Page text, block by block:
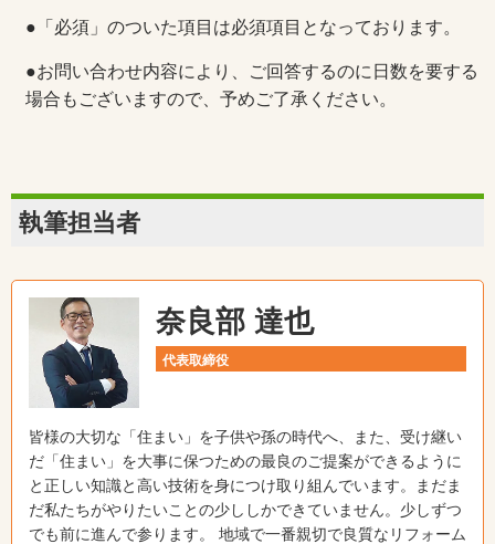
●「必須」のついた項目は必須項目となっております。
●お問い合わせ内容により、ご回答するのに日数を要する
場合もございますので、予めご了承ください。
執筆担当者
奈良部 達也
代表取締役
皆様の大切な「住まい」を子供や孫の時代へ、また、受け継い
だ「住まい」を大事に保つための最良のご提案ができるように
と正しい知識と高い技術を身につけ取り組んでいます。まだま
だ私たちがやりたいことの少ししかできていません。少しずつ
でも前に進んで参ります。 地域で一番親切で良質なリフォーム